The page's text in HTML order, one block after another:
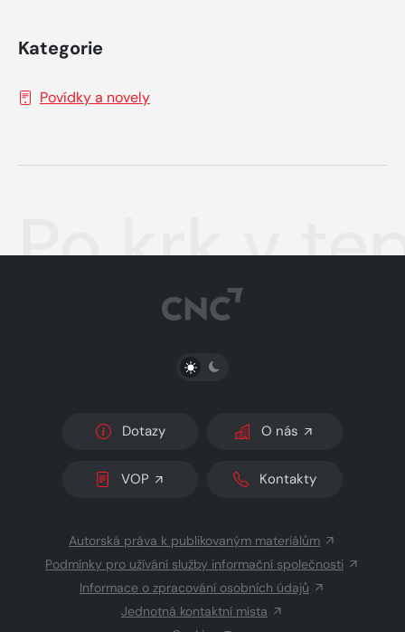
Kategorie
Povídky a novely
Po krk v
PŘEPNOUT SVĚTLÝ/TMAVÝ REŽIM
Dotazy O nás
VOP Kontakty
Autorská práva k publikovaným materiálům
Podmínky pro užívání služby informační společnosti
Informace o zpracování osobních údajů
Jednotná kontaktní místa